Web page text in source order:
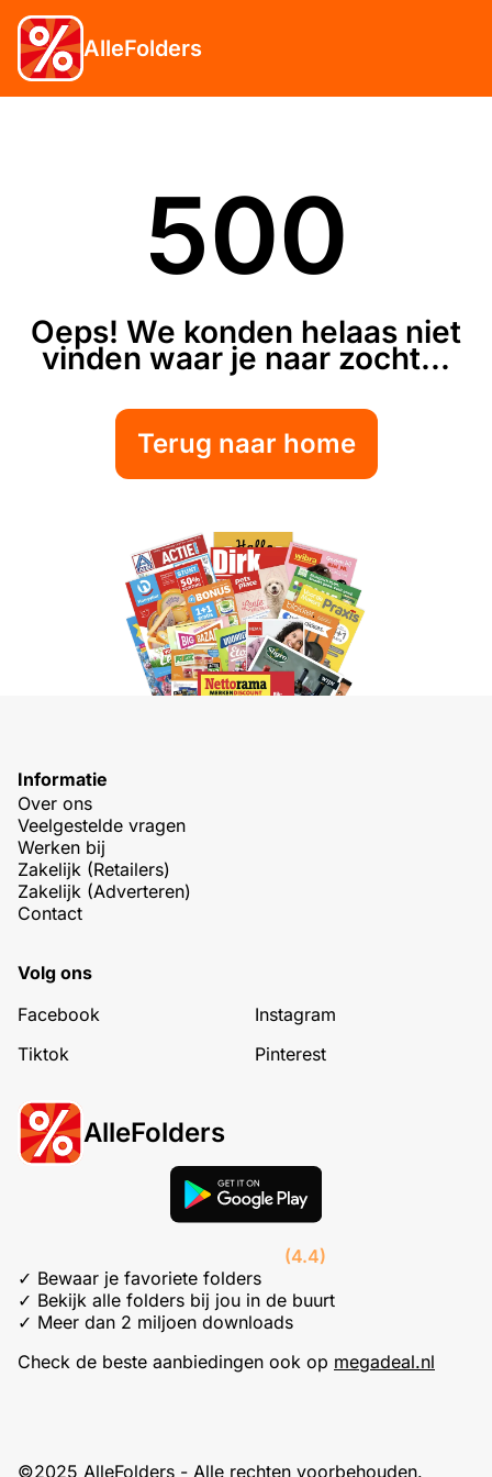
AlleFolders
500
Oeps! We konden helaas niet
vinden waar je naar zocht...
Terug naar home
Informatie
Over ons
Veelgestelde vragen
Werken bij
Zakelijk (Retailers)
Zakelijk (Adverteren)
Contact
Volg ons
Facebook
Instagram
Tiktok
Pinterest
AlleFolders
(4.4)
✓ Bewaar je favoriete folders
✓ Bekijk alle folders bij jou in de buurt
✓ Meer dan 2 miljoen downloads
Check de beste aanbiedingen ook op megadeal.nl
©2025 AlleFolders - Alle rechten voorbehouden.